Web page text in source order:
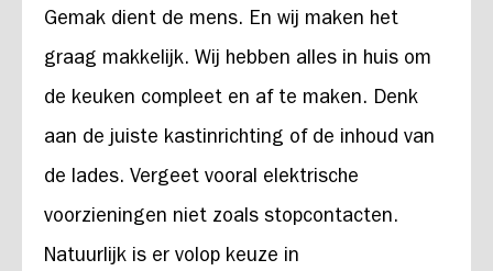
Gemak dient de mens. En wij maken het
graag makkelijk. Wij hebben alles in huis om
de keuken compleet en af te maken. Denk
aan de juiste kastinrichting of de inhoud van
de lades. Vergeet vooral elektrische
voorzieningen niet zoals stopcontacten.
Natuurlijk is er volop keuze in